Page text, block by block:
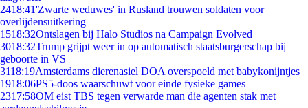
2418:41'Zwarte weduwes' in Rusland trouwen soldaten voor
overlijdensuitkering
1518:32Ontslagen bij Halo Studios na Campaign Evolved
3018:32Trump grijpt weer in op automatisch staatsburgerschap bij
geboorte in VS
3118:19Amsterdams dierenasiel DOA overspoeld met babykonijntjes
1918:06PS5-doos waarschuwt voor einde fysieke games
2317:58OM eist TBS tegen verwarde man die agenten stak met